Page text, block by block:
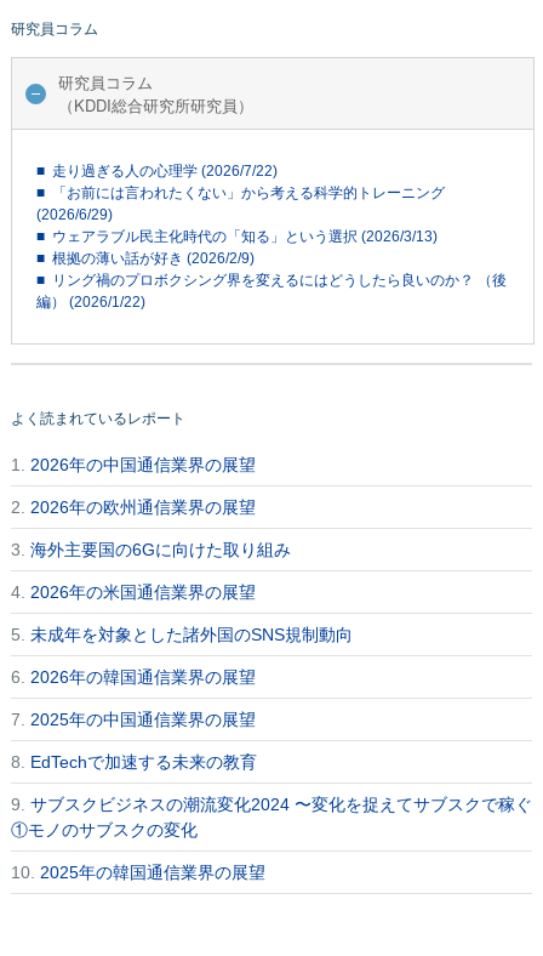
研究員コラム
研究員コラム
（KDDI総合研究所研究員）
■ 走り過ぎる人の心理学 (2026/7/22)
■ 「お前には言われたくない」から考える科学的トレーニング
(2026/6/29)
■ ウェアラブル民主化時代の「知る」という選択 (2026/3/13)
■ 根拠の薄い話が好き (2026/2/9)
■ リング禍のプロボクシング界を変えるにはどうしたら良いのか？ （後
編） (2026/1/22)
よく読まれているレポート
1. 2026年の中国通信業界の展望
2. 2026年の欧州通信業界の展望
3. 海外主要国の6Gに向けた取り組み
4. 2026年の米国通信業界の展望
5. 未成年を対象とした諸外国のSNS規制動向
6. 2026年の韓国通信業界の展望
7. 2025年の中国通信業界の展望
8. EdTechで加速する未来の教育
9. サブスクビジネスの潮流変化2024 〜変化を捉えてサブスクで稼ぐ
①モノのサブスクの変化
10. 2025年の韓国通信業界の展望